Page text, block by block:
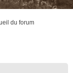
du forum